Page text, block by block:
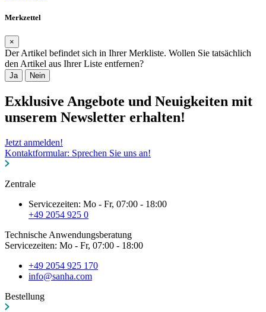
Merkzettel
×
Der Artikel befindet sich in Ihrer Merkliste. Wollen Sie tatsächlich
den Artikel aus Ihrer Liste entfernen?
Ja Nein
Exklusive Angebote und Neuigkeiten mit
unserem Newsletter erhalten!
Jetzt anmelden!
Kontaktformular: Sprechen Sie uns an!
Zentrale
Servicezeiten: Mo - Fr, 07:00 - 18:00
+49 2054 925 0
Technische Anwendungsberatung
Servicezeiten: Mo - Fr, 07:00 - 18:00
+49 2054 925 170
info@sanha.com
Bestellung